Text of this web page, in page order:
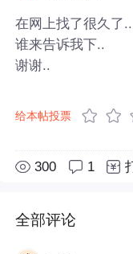
在网上找了很久了..
谁来告诉我下..
谢谢..
给本帖投票
300 1
全部评论